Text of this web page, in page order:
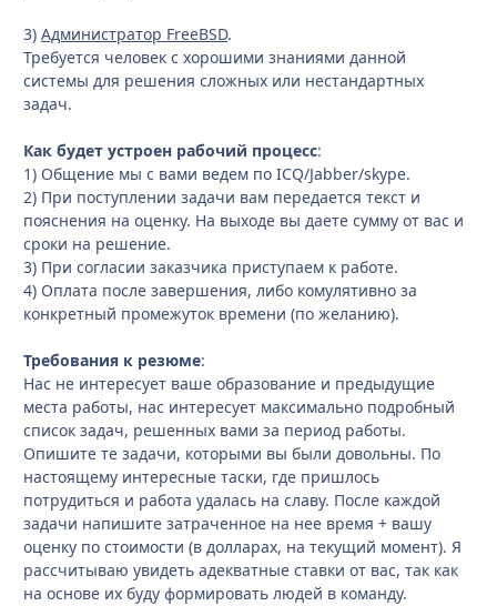
3) Администратор FreeBSD.
Требуется человек с хорошими знаниями данной
системы для решения сложных или нестандартных
задач.
Как будет устроен рабочий процесс:
1) Общение мы с вами ведем по ICQ/Jabber/skype.
2) При поступлении задачи вам передается текст и
пояснения на оценку. На выходе вы даете сумму от вас и
сроки на решение.
3) При согласии заказчика приступаем к работе.
4) Оплата после завершения, либо комулятивно за
конкретный промежуток времени (по желанию).
Требования к резюме:
Нас не интересует ваше образование и предыдущие
места работы, нас интересует максимально подробный
список задач, решенных вами за период работы.
Опишите те задачи, которыми вы были довольны. По
настоящему интересные таски, где пришлось
потрудиться и работа удалась на славу. После каждой
задачи напишите затраченное на нее время + вашу
оценку по стоимости (в долларах, на текущий момент). Я
рассчитываю увидеть адекватные ставки от вас, так как
на основе их буду формировать людей в команду.